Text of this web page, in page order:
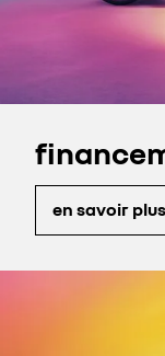
en savoir plus